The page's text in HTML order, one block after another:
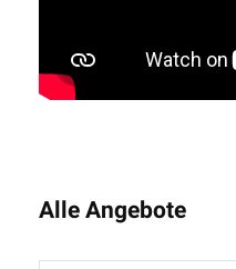
Alle Angebote